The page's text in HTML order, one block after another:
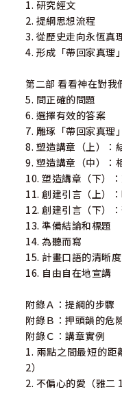
1. 研究經文
2. 提綱思想流程
3. 從歷史走向永恆真
4. 形成「帶回家真理」
第二部 看看神在對
5. 問正確的問題
6. 選擇有效的答案
7. 雕琢「帶回家真理」
8. 塑造講章（上）：
9. 塑造講章（中）：
10. 塑造講章（下）
11. 創建引言（上）
12. 創建引言（下）
13. 準備結論和標題
14. 為聽而寫
15. 計畫口語的清晰度
16. 自由自在地宣講
附錄Ａ：提綱的步驟
附錄Ｂ：押頭韻的危
附錄Ｃ：講章實例
1. 兩點之間最短的
2）
2. 不偏心的愛（雅二